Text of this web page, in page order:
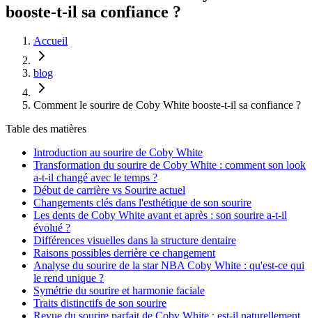
booste-t-il sa confiance ?
Accueil
blog
Comment le sourire de Coby White booste-t-il sa confiance ?
Table des matières
Introduction au sourire de Coby White
Transformation du sourire de Coby White : comment son look
a-t-il changé avec le temps ?
Début de carrière vs Sourire actuel
Changements clés dans l'esthétique de son sourire
Les dents de Coby White avant et après : son sourire a-t-il
évolué ?
Différences visuelles dans la structure dentaire
Raisons possibles derrière ce changement
Analyse du sourire de la star NBA Coby White : qu'est-ce qui
le rend unique ?
Symétrie du sourire et harmonie faciale
Traits distinctifs de son sourire